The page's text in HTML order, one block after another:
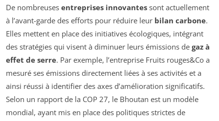
De nombreuses entreprises innovantes sont actuellement
à l’avant-garde des efforts pour réduire leur bilan carbone.
Elles mettent en place des initiatives écologiques, intégrant
des stratégies qui visent à diminuer leurs émissions de gaz à
effet de serre. Par exemple, l’entreprise Fruits rouges&Co a
mesuré ses émissions directement liées à ses activités et a
ainsi réussi à identifier des axes d’amélioration significatifs.
Selon un rapport de la COP 27, le Bhoutan est un modèle
mondial, ayant mis en place des politiques strictes de